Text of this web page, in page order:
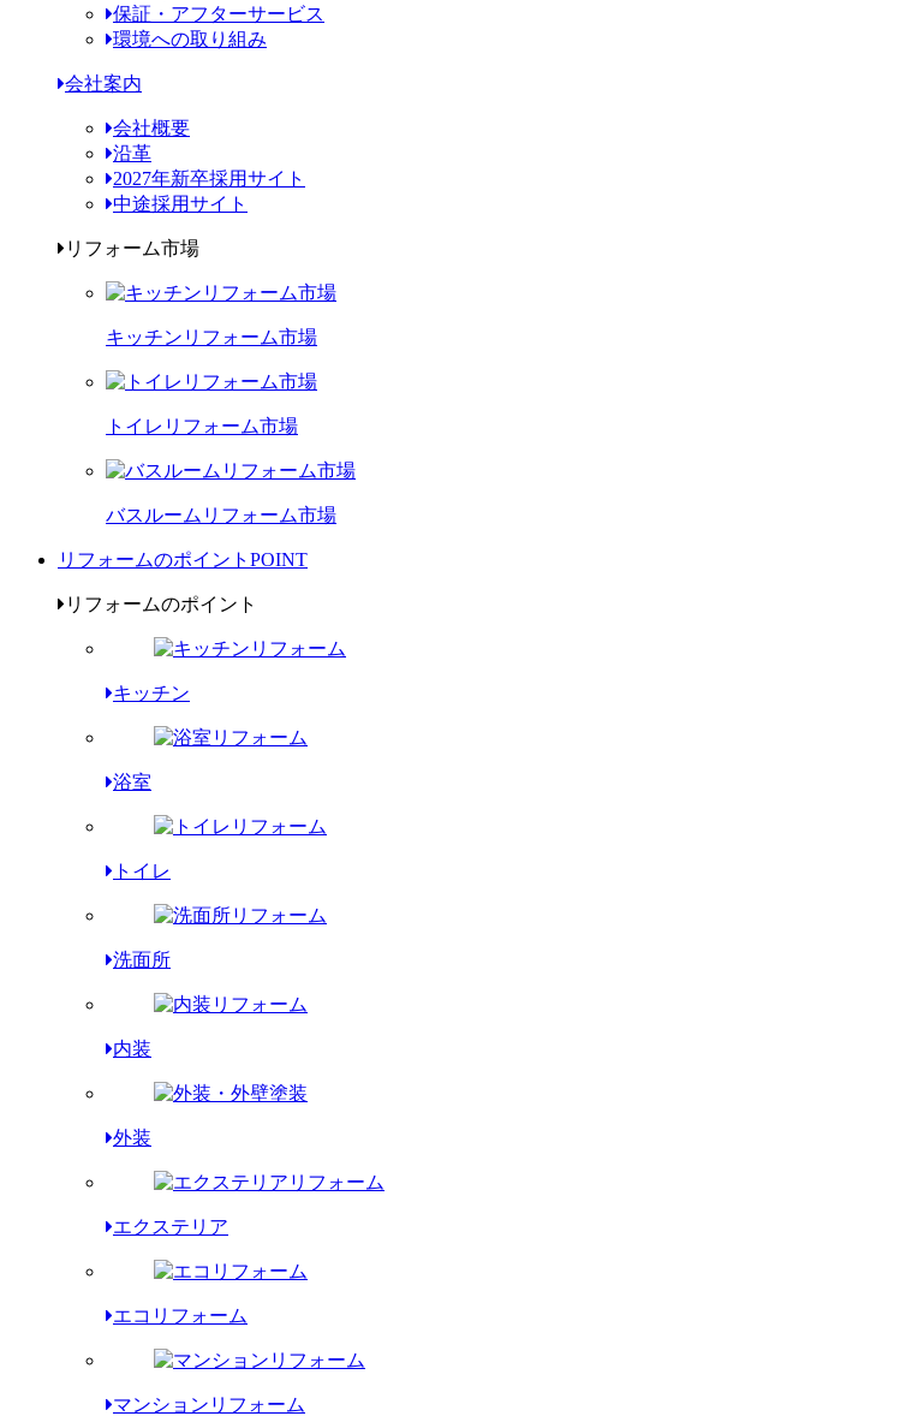
保証・アフターサービス
環境への取り組み
会社案内
会社概要
沿革
2027年新卒採用サイト
中途採用サイト
リフォーム市場
キッチンリフォーム市場
トイレリフォーム市場
バスルームリフォーム市場
リフォームのポイント POINT
リフォームのポイント
キッチン
浴室
トイレ
洗面所
内装
外装
エクステリア
エコリフォーム
マンションリフォーム